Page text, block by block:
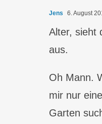
Jens 6. August
Alter, sieht
aus.
Oh Mann.
mir nur
Garten